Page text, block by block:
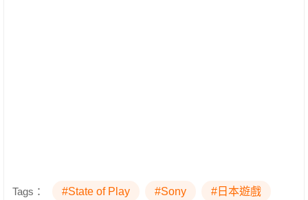
Tags： #State of Play #Sony #日本遊戲